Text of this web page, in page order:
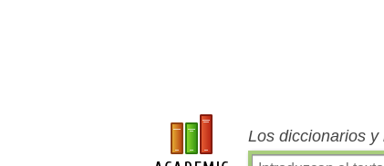
Los diccionarios